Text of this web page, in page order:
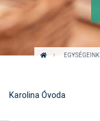
EGYSÉGEINK
Karolina Óvoda